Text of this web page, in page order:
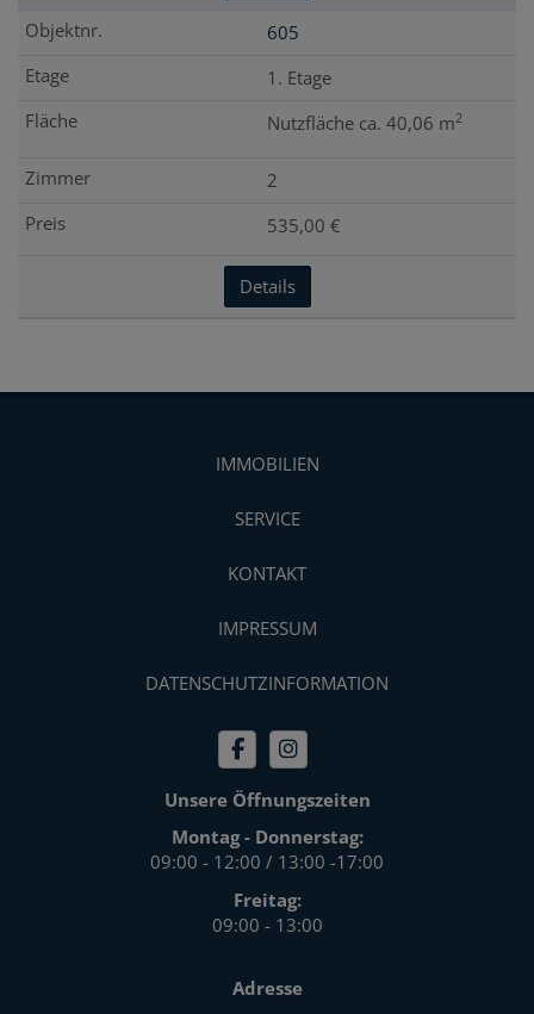
605
1. Etage
Nutzfläche ca. 40,06 m2
2
535,00 €
Details
IMMOBILIEN
SERVICE
KONTAKT
IMPRESSUM
DATENSCHUTZINFORMATION
Unsere Öffnungszeiten
Montag - Donnerstag:
09:00 - 12:00 / 13:00 -17:00
Freitag:
09:00 - 13:00
Adresse